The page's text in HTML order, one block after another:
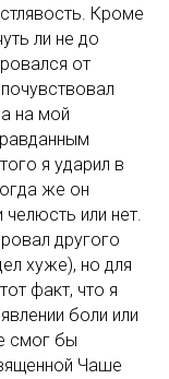
Кроме
ли не до
от
на мой
я ударил в
же он
или нет.
другого
хуже), но для
факт, что я
боли или
смог бы
Чаше